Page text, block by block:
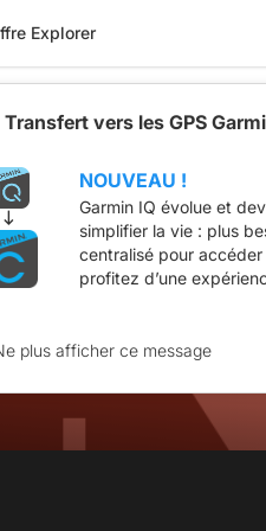
Explorer
vagabonde
Transfert vers les GPS
NOUVEAU !
Garmin IQ évolue et
simplifier la vie : plus
centralisé pour
profitez d’une
plus afficher ce message